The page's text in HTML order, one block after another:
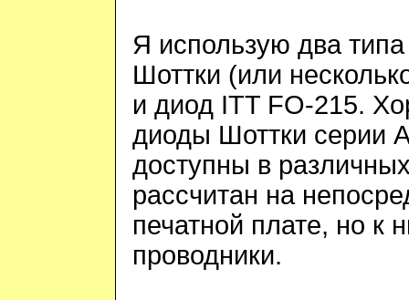
Я использую два типа
Шоттки (или
и диод ITT FO-215.
диоды Шоттки серии
доступны в
рассчитан на
печатной плате, но к
проводники.